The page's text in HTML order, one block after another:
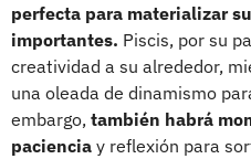
perfecta para materializar
importantes. Piscis, por su
creatividad a su alrededor,
una oleada de dinamismo
embargo, también habrá
paciencia y reflexión para